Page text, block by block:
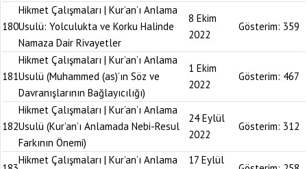
180
Hikmet Çalışmaları | Kur’an’ı Anlama
Usulü: Yolculukta ve Korku Halinde
Namaza Dair Rivayetler
8 Ekim
2022
Gösterim: 359
181
Hikmet Çalışmaları | Kur’an’ı Anlama
Usulü (Muhammed (as)’ın Söz ve
Davranışlarının Bağlayıcılığı)
1 Ekim
2022
Gösterim: 467
182
Hikmet Çalışmaları | Kur’an’ı Anlama
Usulü (Kur’an’ı Anlamada Nebi-Resul
Farkının Önemi)
24 Eylül
2022
Gösterim: 312
Hikmet Çalışmaları | Kur’an’ı Anlama
17 Eylül